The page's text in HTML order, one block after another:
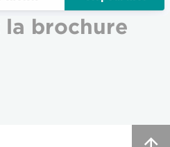
la brochure